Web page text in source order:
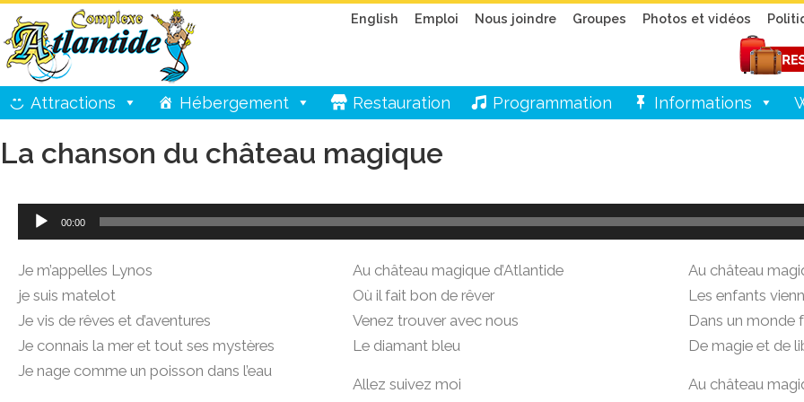
English Emploi Nous joindre Groupes Photos et vidéos
Attractions Hébergement Restauration Programmation Informations
La chanson du château magique
Lecteur
audio
00:00
Je m’appelles Lynos
je suis matelot
Je vis de rêves et d’aventures
Je connais la mer et tout ses mystères
Je nage comme un poisson dans l’eau
Au château magique d’Atlantide
Où il fait bon de rêver
Venez trouver avec nous
Le diamant bleu
Allez suivez moi
Au château
Les enfants
Dans un monde
De magie et de
Au château